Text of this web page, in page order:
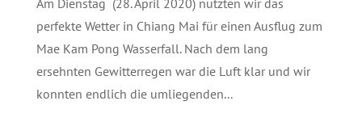
Am Dienstag (28. April 2020) nutzten wir das
perfekte Wetter in Chiang Mai für einen Ausflug zum
Mae Kam Pong Wasserfall. Nach dem lang
ersehnten Gewitterregen war die Luft klar und wir
konnten endlich die umliegenden...